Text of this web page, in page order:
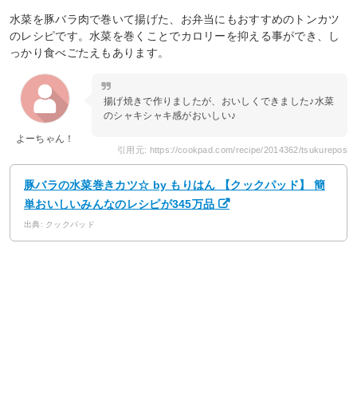
水菜を豚バラ肉で巻いて揚げた、お弁当にもおすすめのトンカツ
のレシピです。水菜を巻くことでカロリーを抑える事ができ、し
っかり食べごたえもあります。
よーちゃん！
揚げ焼きで作りましたが、おいしくできました♪水菜
のシャキシャキ感がおいしい♪
引用元: https://cookpad.com/recipe/2014362/tsukurepos
豚バラの水菜巻きカツ☆ by もりはん 【クックパッド】 簡
単おいしいみんなのレシピが345万品
出典: クックパッド